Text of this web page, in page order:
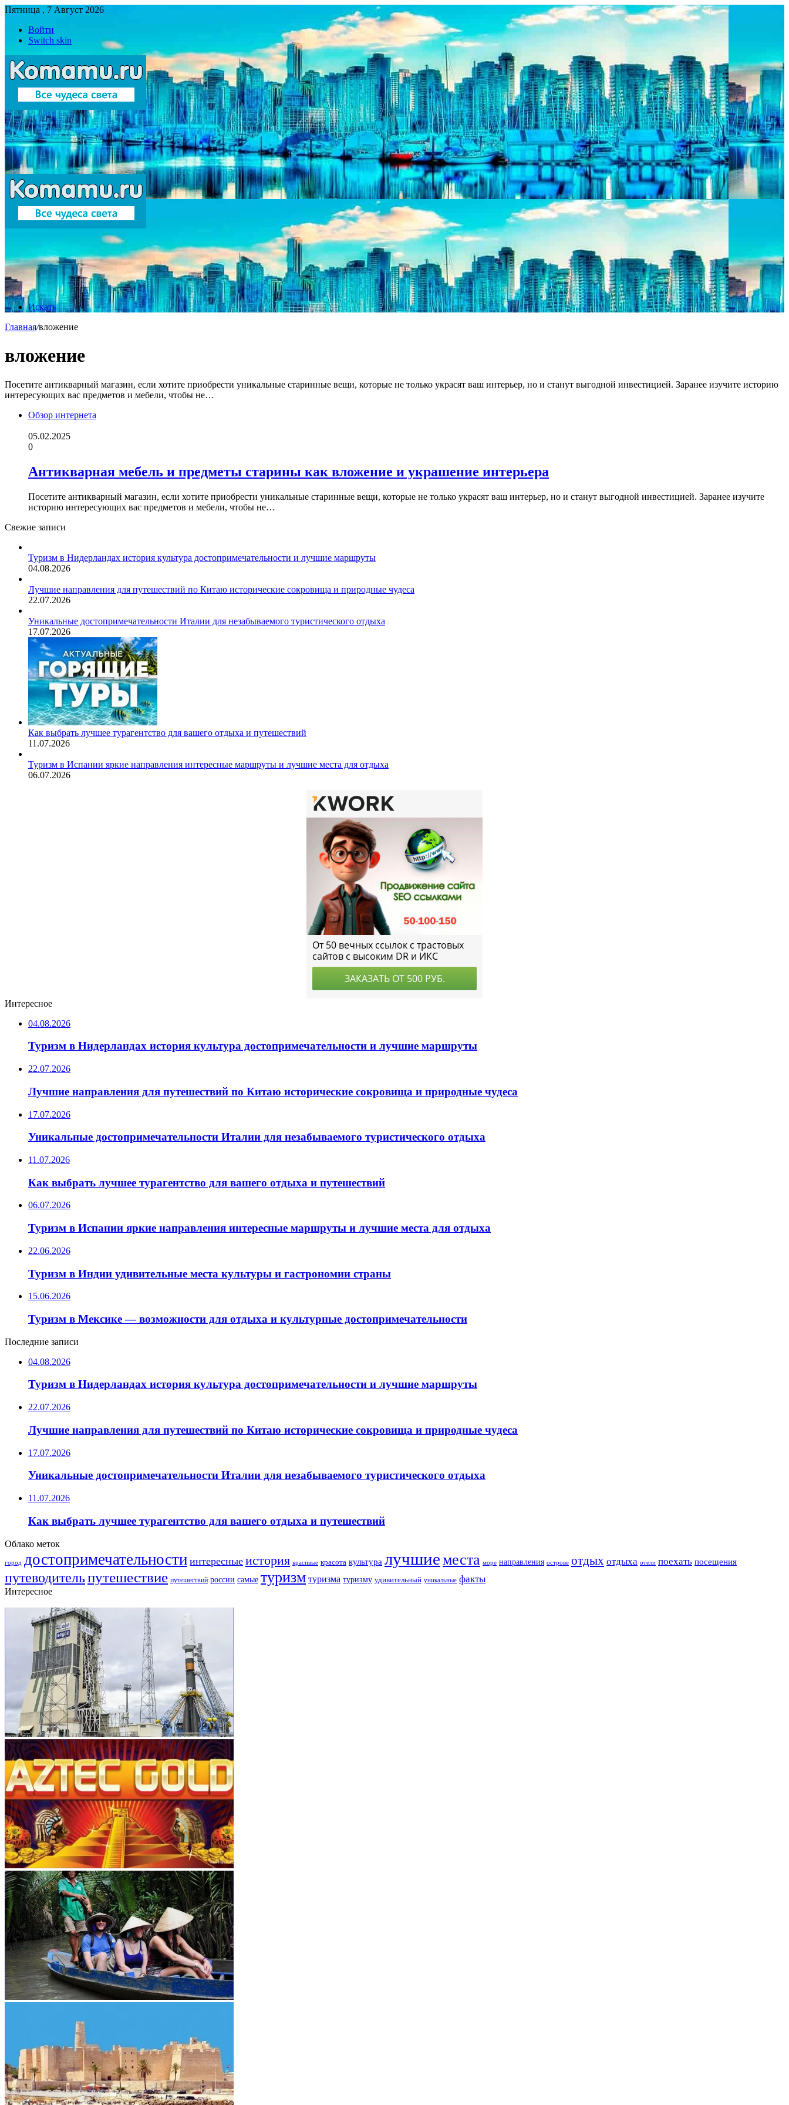
Пятница , 7 Август 2026
Войти
Switch skin
Искать
Главная/вложение
вложение
Посетите антикварный магазин, если хотите приобрести уникальные старинные вещи, которые не только украсят ваш интерьер, но и станут выгодной инвестицией. Заранее изучите историю
интересующих вас предметов и мебели, чтобы не…
Обзор интернета
05.02.2025
0
Антикварная мебель и предметы старины как вложение и украшение интерьера
Посетите антикварный магазин, если хотите приобрести уникальные старинные вещи, которые не только украсят ваш интерьер, но и станут выгодной инвестицией. Заранее изучите
историю интересующих вас предметов и мебели, чтобы не…
Свежие записи
Туризм в Нидерландах история культура достопримечательности и лучшие маршруты
04.08.2026
Лучшие направления для путешествий по Китаю исторические сокровища и природные чудеса
22.07.2026
Уникальные достопримечательности Италии для незабываемого туристического отдыха
17.07.2026
Как выбрать лучшее турагентство для вашего отдыха и путешествий
11.07.2026
Туризм в Испании яркие направления интересные маршруты и лучшие места для отдыха
06.07.2026
Интересное
04.08.2026
Туризм в Нидерландах история культура достопримечательности и лучшие маршруты
22.07.2026
Лучшие направления для путешествий по Китаю исторические сокровища и природные чудеса
17.07.2026
Уникальные достопримечательности Италии для незабываемого туристического отдыха
11.07.2026
Как выбрать лучшее турагентство для вашего отдыха и путешествий
06.07.2026
Туризм в Испании яркие направления интересные маршруты и лучшие места для отдыха
22.06.2026
Туризм в Индии удивительные места культуры и гастрономии страны
15.06.2026
Туризм в Мексике — возможности для отдыха и культурные достопримечательности
Последние записи
04.08.2026
Туризм в Нидерландах история культура достопримечательности и лучшие маршруты
22.07.2026
Лучшие направления для путешествий по Китаю исторические сокровища и природные чудеса
17.07.2026
Уникальные достопримечательности Италии для незабываемого туристического отдыха
11.07.2026
Как выбрать лучшее турагентство для вашего отдыха и путешествий
Облако меток
город достопримечательности интересные история красивые красота культура лучшиеместа море направления острове отдых отдыха отели поехать посещения
путеводительпутешествие путешествий россии самые туризм туризма туризму удивительный уникальные факты
Интересное